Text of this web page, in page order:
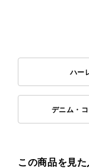
ハー
デニム・
この商品を見